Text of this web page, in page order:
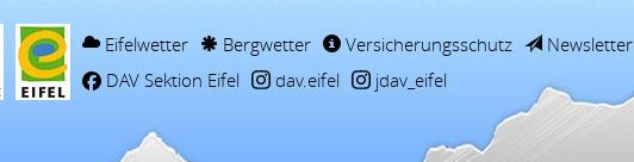
Eifelwetter Bergwetter Versicherungsschutz Newsletter
DAV Sektion Eifel
dav.eifel jdav_eifel